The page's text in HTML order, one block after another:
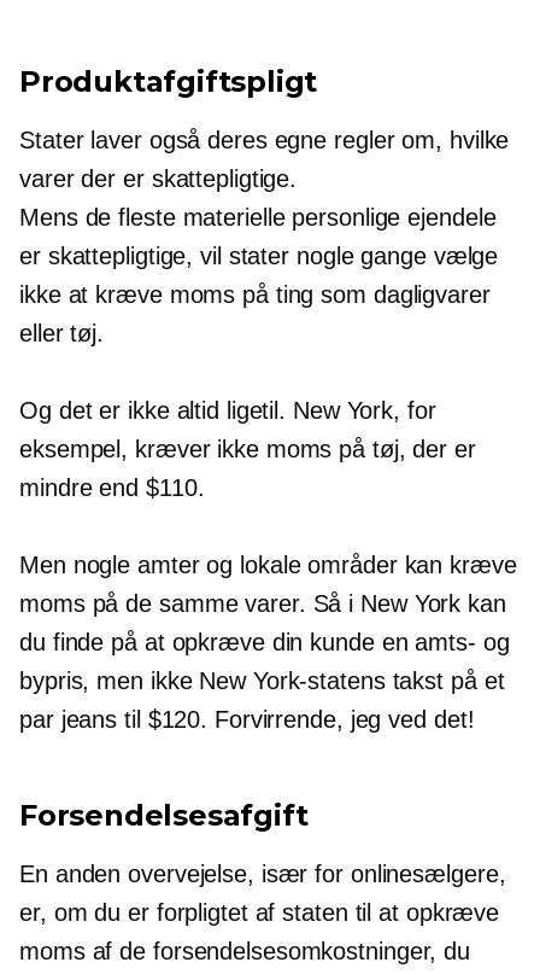
Produktafgiftspligt
Stater laver også deres egne regler om, hvilke
varer der er skattepligtige.
Mens de fleste materielle personlige ejendele
er skattepligtige, vil stater nogle gange vælge
ikke at kræve moms på ting som dagligvarer
eller tøj.
Og det er ikke altid ligetil. New York, for
eksempel, kræver ikke moms på tøj, der er
mindre end $110.
Men nogle amter og lokale områder kan kræve
moms på de samme varer. Så i New York kan
du finde på at opkræve din kunde en amts- og
bypris, men ikke New York-statens takst på et
par jeans til $120. Forvirrende, jeg ved det!
Forsendelsesafgift
En anden overvejelse, især for onlinesælgere,
er, om du er forpligtet af staten til at opkræve
moms af de forsendelsesomkostninger, du